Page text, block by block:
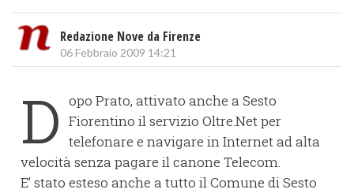
Redazione Nove da Firenze
06 Febbraio 2009 14:21
D opo Prato, attivato anche a Sesto
Fiorentino il servizio Oltre.Net per
telefonare e navigare in Internet ad alta
velocità senza pagare il canone Telecom.
E’ stato esteso anche a tutto il Comune di Sesto